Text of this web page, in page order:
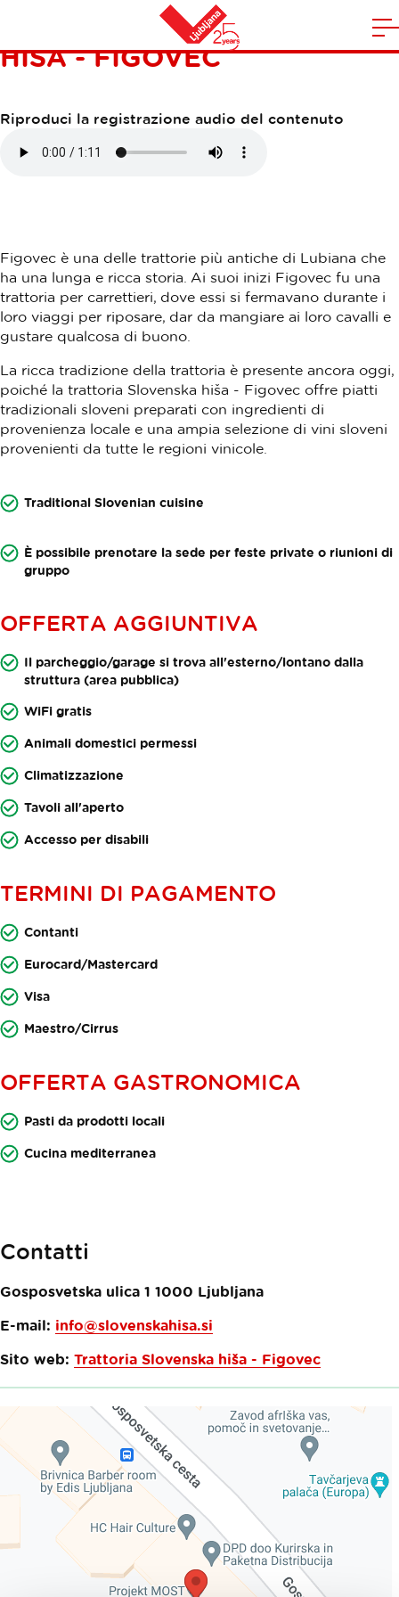
Casa
la
TRATTORIA SLOVENSKA
HIŠA - FIGOVEC
Riproduci la registrazione audio del contenuto
Figovec è una delle trattorie più antiche di Lubiana che
ha una lunga e ricca storia. Ai suoi inizi Figovec fu una
trattoria per carrettieri, dove essi si fermavano durante i
loro viaggi per riposare, dar da mangiare ai loro cavalli e
gustare qualcosa di buono.
La ricca tradizione della trattoria è presente ancora oggi,
poiché la trattoria Slovenska hiša - Figovec offre piatti
tradizionali sloveni preparati con ingredienti di
provenienza locale e una ampia selezione di vini sloveni
provenienti da tutte le regioni vinicole.
Traditional Slovenian cuisine
È possibile prenotare la sede per feste private o riunioni di
gruppo
OFFERTA AGGIUNTIVA
Il parcheggio/garage si trova all'esterno/lontano dalla
struttura (area pubblica)
WiFi gratis
Animali domestici permessi
Climatizzazione
Tavoli all'aperto
Accesso per disabili
TERMINI DI PAGAMENTO
Contanti
Eurocard/Mastercard
Visa
Maestro/Cirrus
OFFERTA GASTRONOMICA
Pasti da prodotti locali
Cucina mediterranea
Contatti
Gosposvetska ulica 1 1000 Ljubljana
E-mail: info@slovenskahisa.si
Sito web: Trattoria Slovenska hiša - Figovec